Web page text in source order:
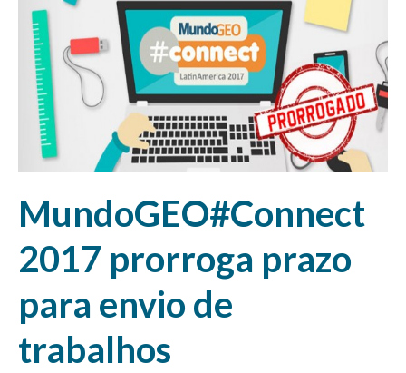
MundoGEO#Connect
2017 prorroga prazo
para envio de
trabalhos